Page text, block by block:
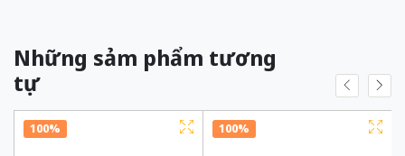
Những sảm phẩm tương
tự
100% 100%